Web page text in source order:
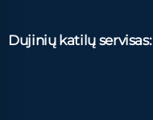
Dujinių katilų servisas: